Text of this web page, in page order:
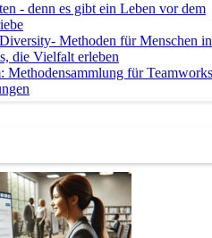
- denn es gibt ein Leben vor dem
Methoden für Menschen in
die Vielfalt erleben
Methodensammlung für